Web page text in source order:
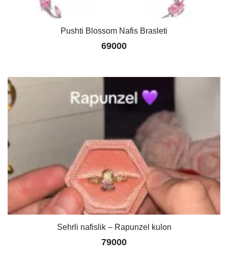
Pushti Blossom Nafis Brasleti
69000
Sehrli nafislik – Rapunzel kulon
79000